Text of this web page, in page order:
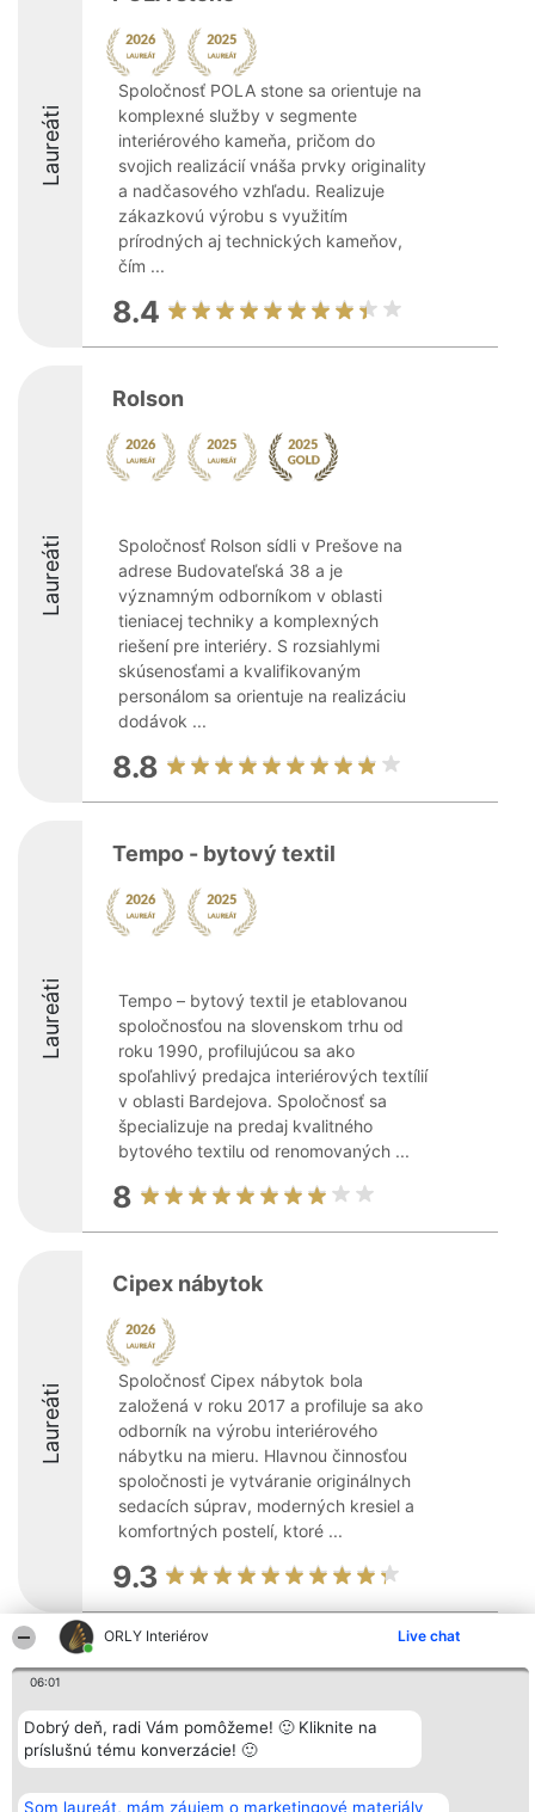
ORLY Interiérov Live chat
06:01
Dobrý deň, radi Vám pomôžeme! 🙂 Kliknite na
príslušnú tému konverzácie! 🙂
Som laureát, mám záujem o marketingové materiály
Laureáti
Spoločnosť POLA stone sa orientuje na
komplexné služby v segmente
interiérového kameňa, pričom do
svojich realizácií vnáša prvky originality
a nadčasového vzhľadu. Realizuje
zákazkovú výrobu s využitím
prírodných aj technických kameňov,
čím ...
8.4
Laureáti
Rolson
Spoločnosť Rolson sídli v Prešove na
adrese Budovateľská 38 a je
významným odborníkom v oblasti
tieniacej techniky a komplexných
riešení pre interiéry. S rozsiahlymi
skúsenosťami a kvalifikovaným
personálom sa orientuje na realizáciu
dodávok ...
8.8
Laureáti
Tempo - bytový textil
Tempo – bytový textil je etablovanou
spoločnosťou na slovenskom trhu od
roku 1990, profilujúcou sa ako
spoľahlivý predajca interiérových textílií
v oblasti Bardejova. Spoločnosť sa
špecializuje na predaj kvalitného
bytového textilu od renomovaných ...
8
Laureáti
Cipex nábytok
Spoločnosť Cipex nábytok bola
založená v roku 2017 a profiluje sa ako
odborník na výrobu interiérového
nábytku na mieru. Hlavnou činnosťou
spoločnosti je vytváranie originálnych
sedacích súprav, moderných kresiel a
komfortných postelí, ktoré ...
9.3
Organizátor hodnotenia
Bright Side Solutions sp. z o.
ul. Ruska 22
Wrocław 50-079
KRS 0000749100 | Regon
381313360 | NIP 8943132676
Laureáti
wszystkich
Laureatów
Podmienky
Obchodné
Zásady
Kontakt